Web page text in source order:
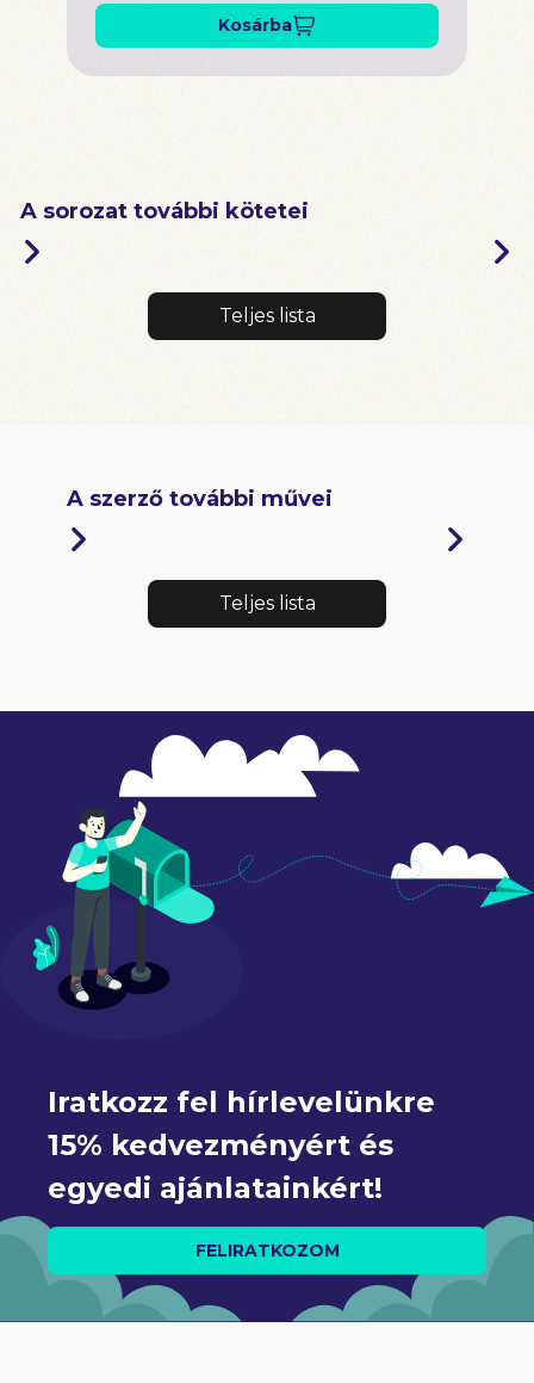
Kosárba
A sorozat további kötetei
Teljes lista
A szerző további művei
Teljes lista
Iratkozz fel hírlevelünkre
15% kedvezményért és
egyedi ajánlatainkért!
FELIRATKOZOM